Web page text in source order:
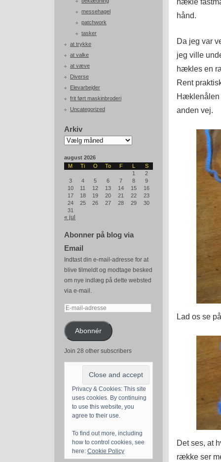
messehagel
patchwork
tasker
at trykke
at valke
at væve
Diverse
Elevarbejder
frit ført maskinbroderi
Uncategorized
Arkiv
Arkiv
august 2026
M
Ti O To F L
S
1
2
3
4 5 6 7 8
9
10
11 12 13 14 15
16
17
18 19 20 21 22
23
24
25 26 27 28 29
30
31
« jul
Abonner på blog via
Email
Indtast din e-mail-adresse for at
blive tilmeldt og modtage besked
om nye indlæg på dette websted
via e-mail.
E-
adresseAbonnér
Join 28 other subscribers
Privacy & Cookies: This site
uses cookies. By continuing
to use this website, you
agree to their use.
To find out more, including
how to control cookies, see
here: Cookie Policy
hånd.
Da jeg var
jeg ville
hækles en
Rent
Hæklenålen
anden vej.
Lad os se
Det ses, at
række ser